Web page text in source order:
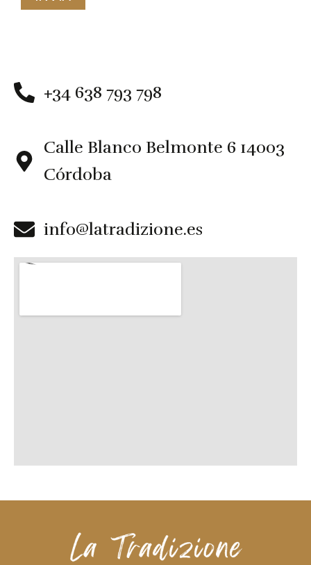
e
r
t
e
:
+34 638 793 798
Calle Blanco Belmonte 6 14003
Córdoba
info@latradizione.es